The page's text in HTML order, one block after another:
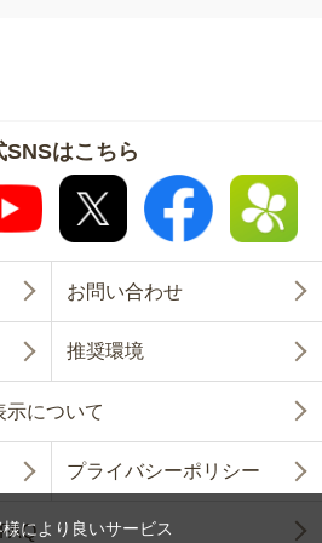
SNSはこちら
お問い合わせ
推奨環境
示について
プライバシーポリシー
により良いサービス